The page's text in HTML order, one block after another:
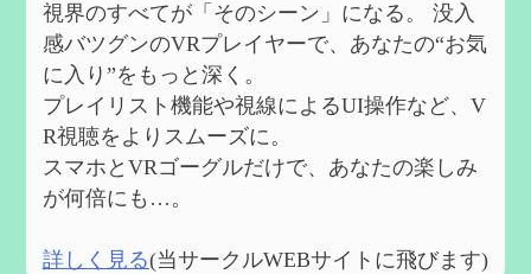
視界のすべてが「そのシーン」になる。 没入
感バツグンのVRプレイヤーで、あなたの“お気
に入り”をもっと深く。
プレイリスト機能や視線によるUI操作など、V
R視聴をよりスムーズに。
スマホとVRゴーグルだけで、あなたの楽しみ
が何倍にも…。
詳しく見る(当サークルWEBサイトに飛びます)